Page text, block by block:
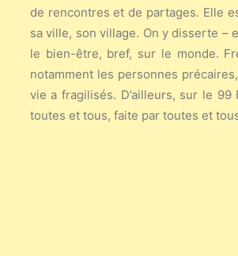
de rencontres et de partages. Elle
sa ville, son village. On y disserte –
le bien-être, bref, sur le monde.
notamment les personnes
vie a fragilisés. D’ailleurs, sur le
toutes et tous, faite par toutes et